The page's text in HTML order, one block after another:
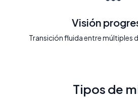
Visión
Transición fluida entre múltiples
Tipos de